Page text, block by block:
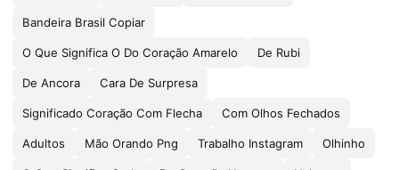
Bandeira Brasil Copiar
O Que Significa O Do Coração Amarelo De Rubi
De Ancora Cara De Surpresa
Significado Coração Com Flecha Com Olhos Fechados
Adultos Mão Orando Png Trabalho Instagram Olhinho